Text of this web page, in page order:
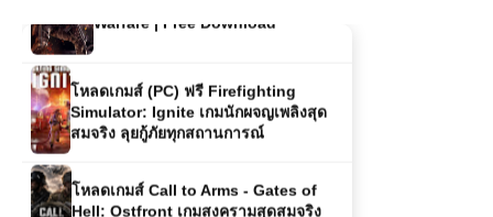
โหลดเกมส์ (PC) ฟรี Firefighting
สมจริง ลุยกู้ภัยทุกสถานการณ์
วางแผนเดือดทุกสมรภูมิ